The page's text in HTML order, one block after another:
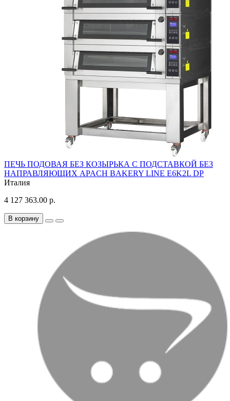
ПЕЧЬ ПОДОВАЯ БЕЗ КОЗЫРЬКА С ПОДСТАВКОЙ БЕЗ
НАПРАВЛЯЮЩИХ APACH BAKERY LINE E6K2L DP
Италия
4 127 363.00 р.
В корзину